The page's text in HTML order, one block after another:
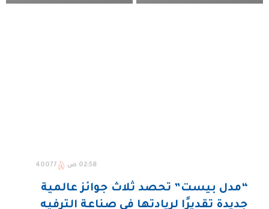
02:58 ص 40077
“مدل بيست” تحصد ثلاث جوائز عالمية
جديدة تقديرًا لريادتها في صناعة الترفيه